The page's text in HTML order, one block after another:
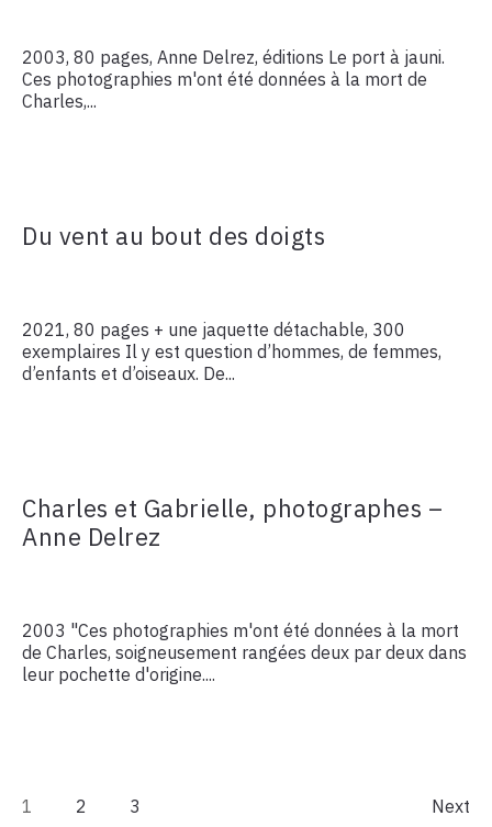
2003, 80 pages, Anne Delrez, éditions Le port à jauni.
Ces photographies m'ont été données à la mort de
Charles,...
Du vent au bout des doigts
2021, 80 pages + une jaquette détachable, 300
exemplaires Il y est question d’hommes, de femmes,
d’enfants et d’oiseaux. De...
Charles et Gabrielle, photographes –
Anne Delrez
2003 "Ces photographies m'ont été données à la mort
de Charles, soigneusement rangées deux par deux dans
leur pochette d'origine....
1 2 3 Next